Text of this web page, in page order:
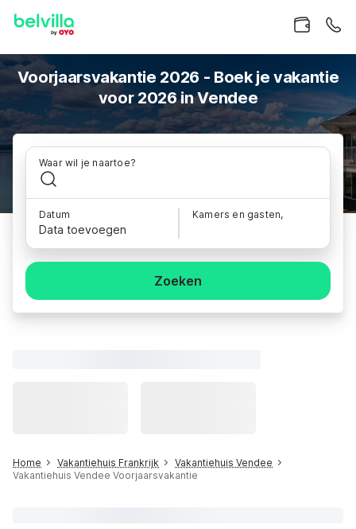
Voorjaarsvakantie 2026 - Boek je vakantie
voor 2026 in Vendee
Waar wil je naartoe?
Datum
Data toevoegen
Kamers en gasten,
Zoeken
Home Vakantiehuis Frankrijk
Vakantiehuis Vendee
Vakantiehuis Vendee Voorjaarsvakantie